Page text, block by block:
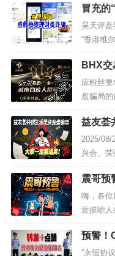
冒充的
操盘手
发布预
警，
昊天评
“香港维
“香港维
目，投
应用只
城无法下
提示该
BHX
盘骗局
举报反
应粉丝
盘骗局
看。传
险，需要
5年8月
收益率的
始人自称
益友荟
要远离
2025/08/
兴合、
下的也
益友荟
最后崩
态收益：
其他盘
震哥预
AI）皆
嗨，各
近挺唬人
芯动力”
最近它
万，到期
预警！
板”都
“永恒协